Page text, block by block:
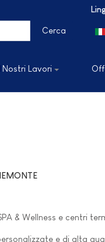
Cerca
Nostri Lavori
& Wellness e centri
e di alta